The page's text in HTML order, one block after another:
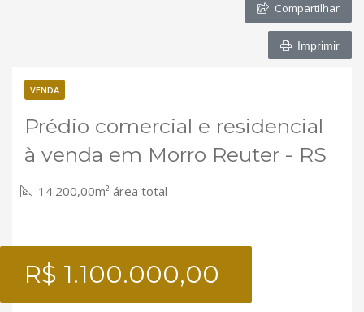
Compartilhar
Imprimir
VENDA
Prédio comercial e residencial
à venda em Morro Reuter - RS
14.200,00m² área total
R$ 1.100.000,00